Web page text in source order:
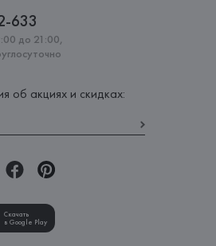
633
до 21:00,
об акциях и скидках:
Скачать
в Google Play